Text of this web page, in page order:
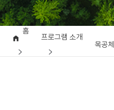
홈
프로그램 소개
목공